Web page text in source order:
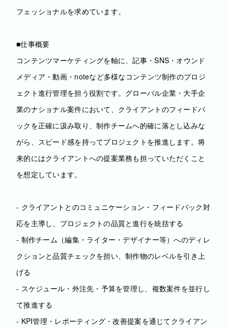
フェッショナルを求めています。
■仕事概要
コンテンツマーケティングを軸に、記事・SNS・オウンド
メディア・動画・noteなど多様なコンテンツ制作のプロジ
ェクト進行管理を担う役割です。グローバル企業・大手企
業のナショナル案件において、クライアントのフィードバ
ックを正確に汲み取り、制作チームへ的確に落とし込みな
がら、スピード感を持ってプロジェクトを推進します。将
来的にはクライアントへの提案業務も担っていただくこと
を想定しています。
- クライアントとのコミュニケーション・フィードバック対
応を主導し、プロジェクトの品質と進行を統括する
- 制作チーム（編集・ライター・デザイナー等）へのディレ
クションと品質チェックを担い、制作物のレベルを引き上
げる
- スケジュール・外注先・予算を管理し、複数案件を並行し
て推進する
- KPI管理・レポーティング・改善提案を通じてクライアン